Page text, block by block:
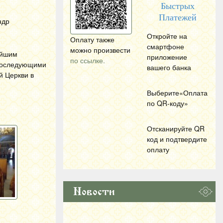
Церкви в
Оплату также
можно произвести
по ссылке.
Быстрых
Платежей
Откройте на
смартфоне
приложение
вашего банка
Выберите«Оплата
по QR-коду»
Отсканируйте QR
код и подтвердите
оплату
Новости